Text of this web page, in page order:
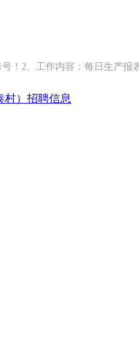
！2、工作内容：每日生产
村）招聘信息